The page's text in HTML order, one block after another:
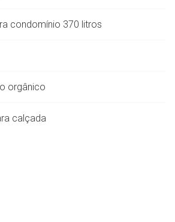
condomínio 370 litros
orgânico
calçada